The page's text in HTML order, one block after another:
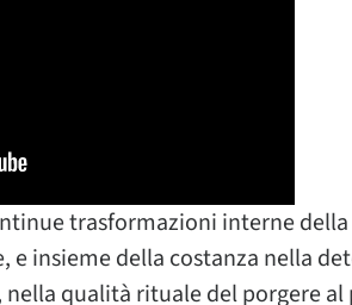
trasformazioni interne
e insieme della costanza nella
qualità rituale del porgere